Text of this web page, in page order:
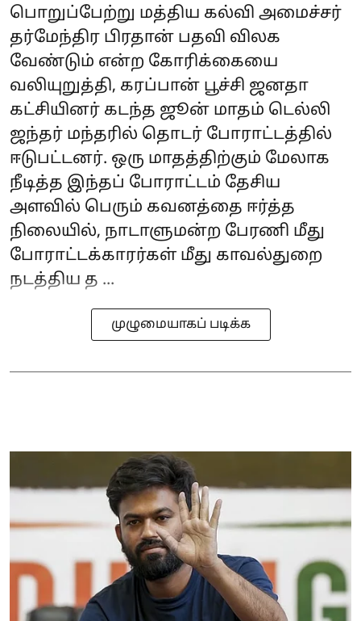
பொறுப்பேற்று மத்திய கல்வி அமைச்சர்
தர்மேந்திர பிரதான் பதவி விலக
வேண்டும் என்ற கோரிக்கையை
வலியுறுத்தி, கரப்பான் பூச்சி ஜனதா
கட்சியினர் கடந்த ஜூன் மாதம் டெல்லி
ஜந்தர் மந்தரில் தொடர் போராட்டத்தில்
ஈடுபட்டனர். ஒரு மாதத்திற்கும் மேலாக
நீடித்த இந்தப் போராட்டம் தேசிய
அளவில் பெரும் கவனத்தை ஈர்த்த
நிலையில், நாடாளுமன்ற பேரணி மீது
போராட்டக்காரர்கள் மீது காவல்துறை
நடத்திய த ...
முழுமையாகப் படிக்க